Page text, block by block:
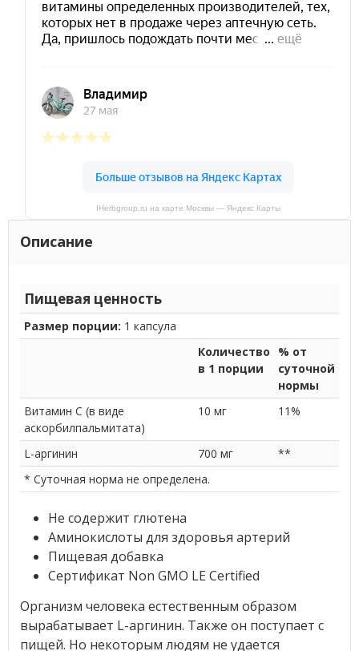
IHerbgroup.ru на карте Москвы — Яндекс Карты
Описание
Пищевая ценность
Размер порции: 1 капсула
Количество
в 1 порции
% от
суточной
нормы
Витамин C (в виде
аскорбилпальмитата)
10 мг 11%
L-аргинин 700 мг
**
* Суточная норма не определена.
Не содержит глютена
Аминокислоты для здоровья артерий
Пищевая добавка
Сертификат Non GMO LE Certified
Организм человека естественным образом
вырабатывает L-аргинин. Также он поступает с
пищей. Но некоторым людям не удается